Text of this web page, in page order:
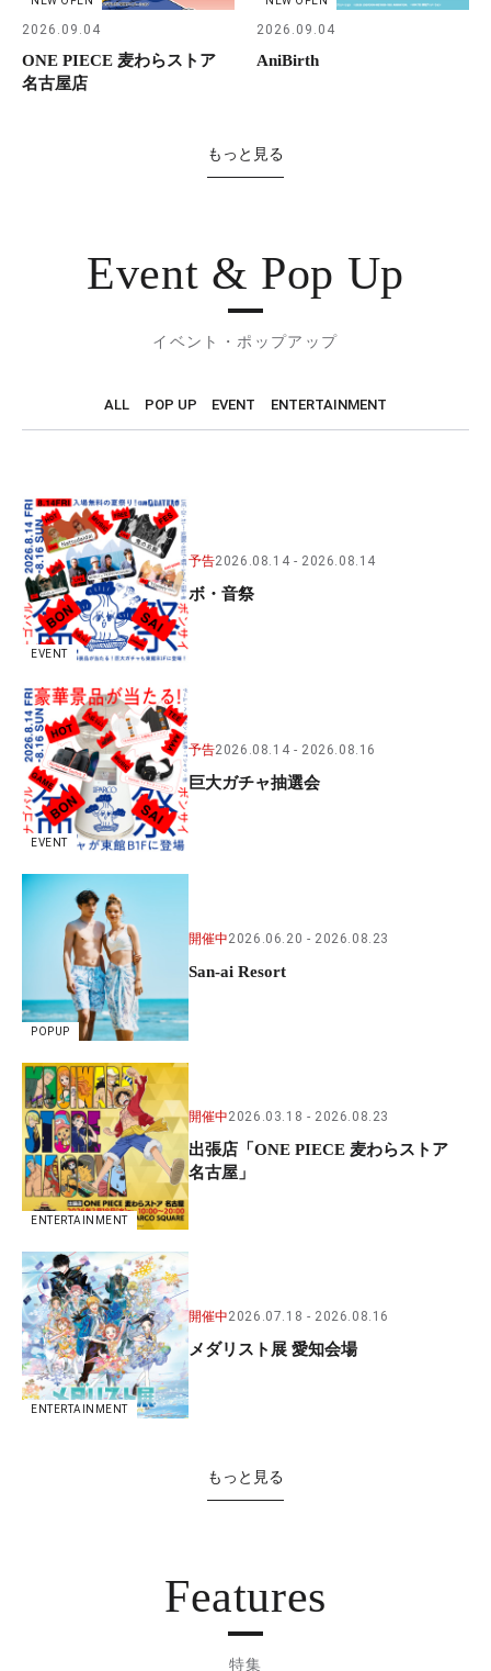
2026.09.04
ONE PIECE 麦わらストア
名古屋店
2026.09.04
AniBirth
もっと見る
Event & Pop Up
イベント・ポップアップ
ALL POP UP EVENT ENTERTAINMENT
EVENT
予告2026.08.14 2026.08.14
ボ・音祭
EVENT
予告2026.08.14 2026.08.16
巨大ガチャ抽選会
POPUP
開催中2026.06.20 2026.08.23
San-ai Resort
ENTERTAINMENT
開催中2026.03.18 2026.08.23
出張店「ONE PIECE 麦わらストア
名古屋」
ENTERTAINMENT
開催中2026.07.18 2026.08.16
メダリスト展 愛知会場
もっと見る
Features
特集